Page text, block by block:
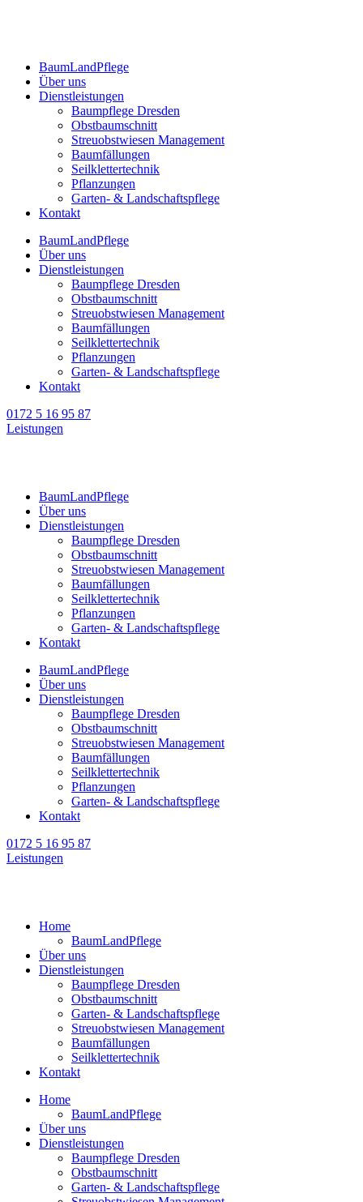
BaumLandPflege
Über uns
Dienstleistungen
Baumpflege Dresden
Obstbaumschnitt
Streuobstwiesen Management
Baumfällungen
Seilklettertechnik
Pflanzungen
Garten- & Landschaftspflege
Kontakt
BaumLandPflege
Über uns
Dienstleistungen
Baumpflege Dresden
Obstbaumschnitt
Streuobstwiesen Management
Baumfällungen
Seilklettertechnik
Pflanzungen
Garten- & Landschaftspflege
Kontakt
0172 5 16 95 87
Leistungen
BaumLandPflege
Über uns
Dienstleistungen
Baumpflege Dresden
Obstbaumschnitt
Streuobstwiesen Management
Baumfällungen
Seilklettertechnik
Pflanzungen
Garten- & Landschaftspflege
Kontakt
BaumLandPflege
Über uns
Dienstleistungen
Baumpflege Dresden
Obstbaumschnitt
Streuobstwiesen Management
Baumfällungen
Seilklettertechnik
Pflanzungen
Garten- & Landschaftspflege
Kontakt
0172 5 16 95 87
Leistungen
Home
BaumLandPflege
Über uns
Dienstleistungen
Baumpflege Dresden
Obstbaumschnitt
Garten- & Landschaftspflege
Streuobstwiesen Management
Baumfällungen
Seilklettertechnik
Kontakt
Home
BaumLandPflege
Über uns
Dienstleistungen
Baumpflege Dresden
Obstbaumschnitt
Garten- & Landschaftspflege